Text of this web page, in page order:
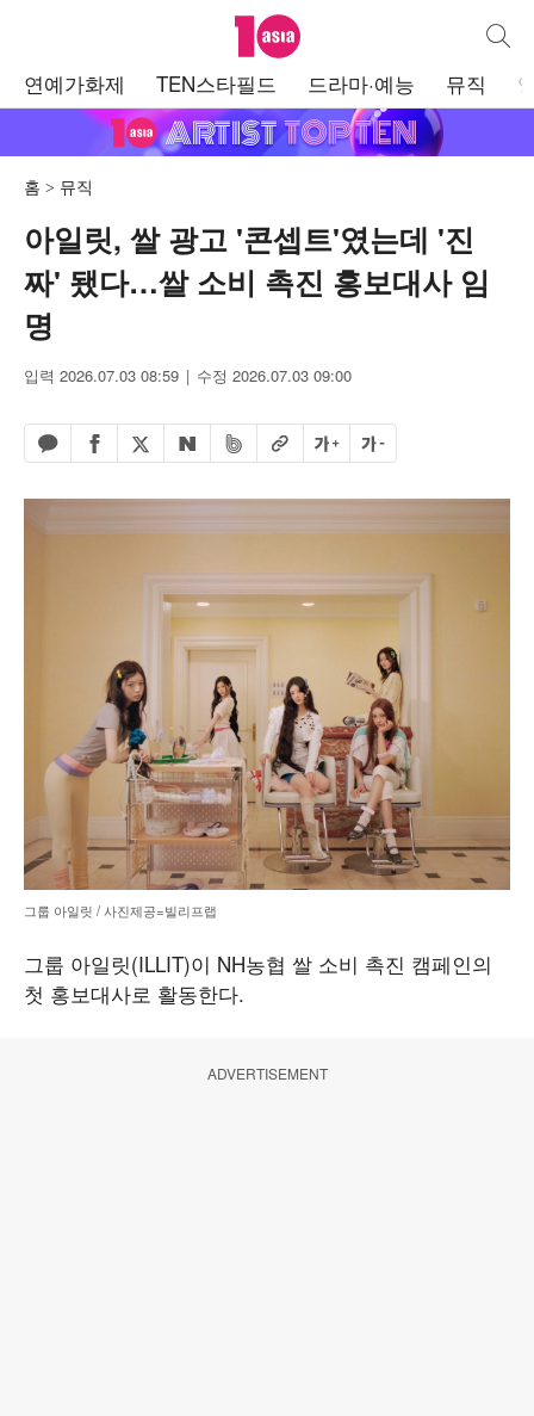
텐아시아 통합
연예가화제 TEN스타필드 드라마·예능 뮤직
홈 뮤직
아일릿, 쌀 광고 '콘셉트'였는데 '진
짜' 됐다…쌀 소비 촉진 홍보대사 임
명
입력 2026.07.03 08:59 수정 2026.07.03 09:00
카카오톡 공유하기
페이스북 공유하기
엑스 공유하기
네이버 공유하기
밴드 공유하기
URL복사글자 크게글자 작게
그룹 아일릿 / 사진제공=빌리프랩
그룹 아일릿(ILLIT)이 NH농협 쌀 소비 촉진 캠페인의
첫 홍보대사로 활동한다.
ADVERTISEMENT